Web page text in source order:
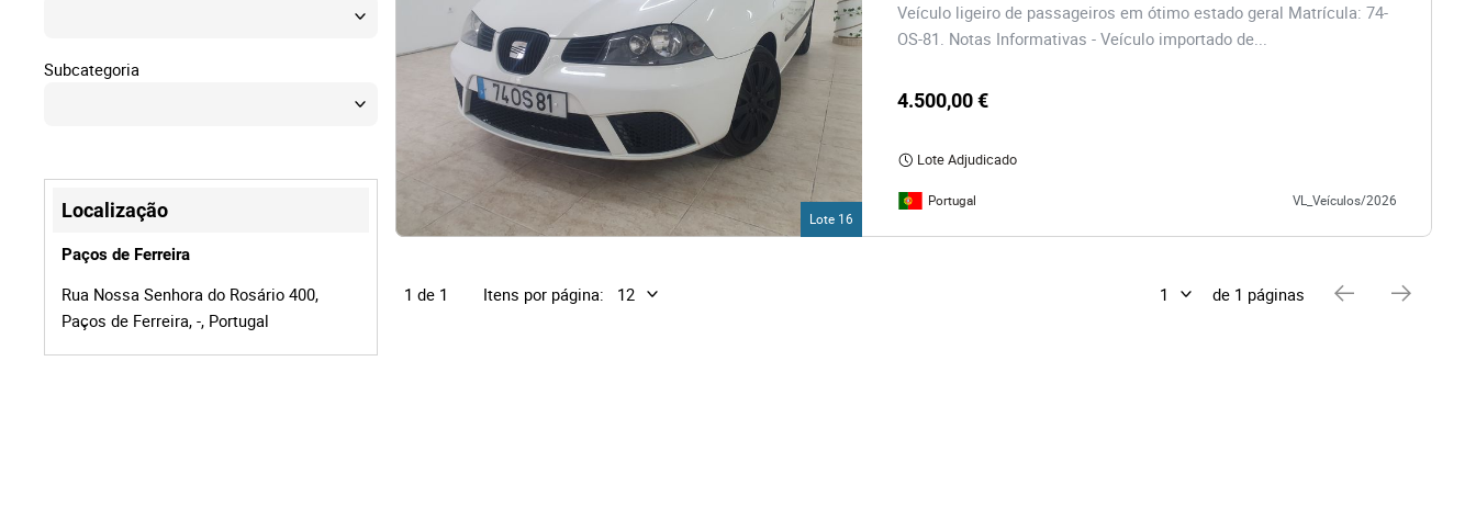
Mobiliário e Decoração
Náutica
Subcategoria
Localização
Paços de Ferreira
Rua Nossa Senhora do Rosário 400,
Paços de Ferreira, -, Portugal
Lote 16
Veículo ligeiro de passageiros em ótimo estado geral Matrícula: 74-
OS-81. Notas Informativas - Veículo importado de...
4.500,00 €
Lote Adjudicado
Portugal VL_Veículos/2026
1 de 1 Itens por página: de 1 páginas